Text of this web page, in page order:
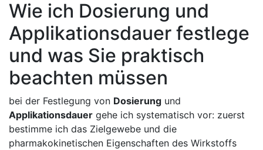
Wie ⁣ich Dosierung und
⁣Applikationsdauer festlege⁣
und was Sie praktisch
beachten müssen
bei der Festlegung von Dosierung ​und
Applikationsdauer gehe ich systematisch vor: zuerst
bestimme ich das Zielgewebe ‍und die
pharmakokinetischen Eigenschaften des Wirkstoffs